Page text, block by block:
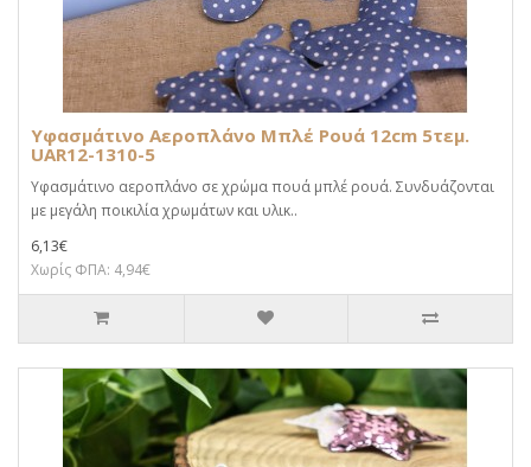
Υφασμάτινο Αεροπλάνο Μπλέ Ρουά 12cm 5τεμ.
UAR12-1310-5
Υφασμάτινο αεροπλάνο σε χρώμα πουά μπλέ ρουά. Συνδυάζονται
με μεγάλη ποικιλία χρωμάτων και υλικ..
6,13€
Χωρίς ΦΠΑ: 4,94€